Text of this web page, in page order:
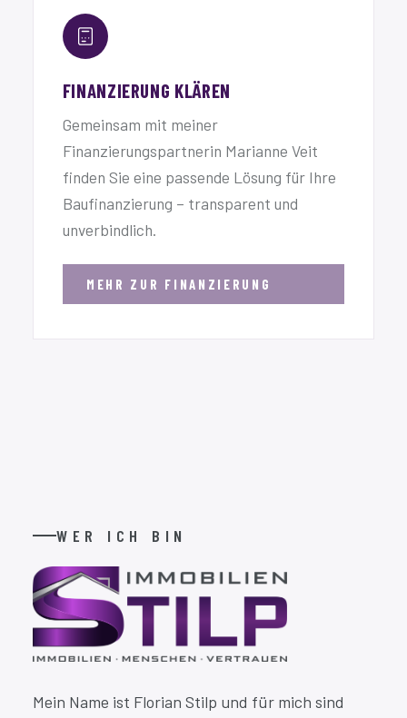
FINANZIERUNG KLÄREN
Gemeinsam mit meiner
Finanzierungspartnerin Marianne Veit
finden Sie eine passende Lösung für Ihre
Baufinanzierung – transparent und
unverbindlich.
MEHR ZUR FINANZIERUNG
WER ICH BIN
Mein Name ist Florian Stilp und für mich sind